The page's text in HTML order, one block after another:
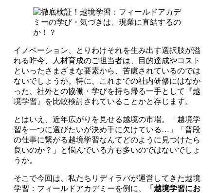
イノベーション、とりわけそれを生み出す選択肢が溢
れる昨今、人材育成のご担当者は、目的達成やコスト
といったさまざまな要素から、苦慮されているのでは
ないでしょうか。特に、これまでの社内研修にはなか
った、社外との協働・学びを持ち帰る一手として『越
境学習』を比較検討されていることかと存じます。
とはいえ、近年広がりを見せる越境の市場。「越境学
習を一つに選びたいが決め手に欠けている…」「普段
の仕事に繋がる越境学習なんてどのように見つけたら
良いのか？」と悩んでいる方も多いのではないでしょ
うか。
そこで今回は、私たちリディラバが運営してきた越境
学習：フィールドアカデミーを例に、
「越境学習にお